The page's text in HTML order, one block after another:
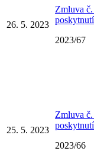
26. 5. 2023
Zmluva
2023/67
25. 5. 2023
Zmluva
2023/66